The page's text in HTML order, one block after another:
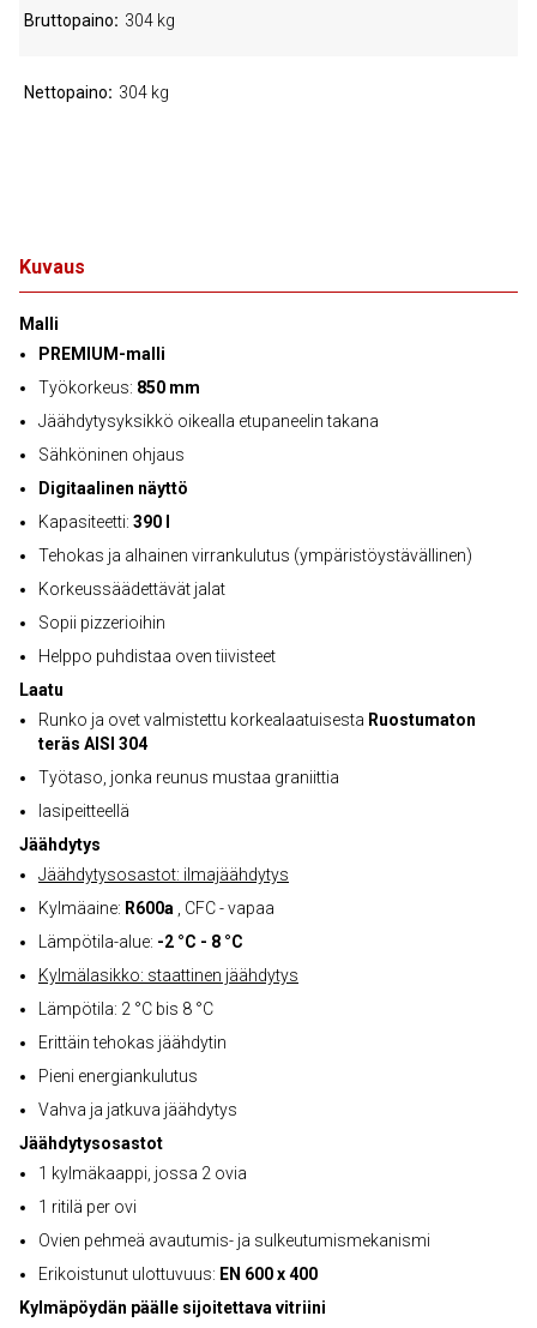
Kuvaus
Malli
PREMIUM-malli
Työkorkeus: 850 mm
Jäähdytysyksikkö oikealla etupaneelin takana
Sähköninen ohjaus
Digitaalinen näyttö
Kapasiteetti: 390 l
Tehokas ja alhainen virrankulutus (ympäristöystävällinen)
Korkeussäädettävät jalat
Sopii pizzerioihin
Helppo puhdistaa oven tiivisteet
Laatu
Runko ja ovet valmistettu korkealaatuisesta Ruostumaton
teräs AISI 304
Työtaso, jonka reunus mustaa graniittia
lasipeitteellä
Jäähdytys
Jäähdytysosastot: ilmajäähdytys
Kylmäaine: R600a , CFC - vapaa
Lämpötila-alue: -2 °C - 8 °C
Kylmälasikko: staattinen jäähdytys
Lämpötila: 2 °C bis 8 °C
Erittäin tehokas jäähdytin
Pieni energiankulutus
Vahva ja jatkuva jäähdytys
Jäähdytysosastot
1 kylmäkaappi, jossa 2 ovia
1 ritilä per ovi
Ovien pehmeä avautumis- ja sulkeutumismekanismi
Erikoistunut ulottuvuus: EN 600 x 400
Kylmäpöydän päälle sijoitettava vitriini
Bruttopaino 304 kg
Nettopaino 304 kg